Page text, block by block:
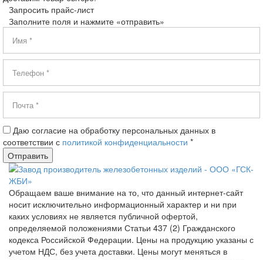
Запросить прайс-лист
Заполните поля и нажмите «отправить»
Даю согласие на обработку персональных данных в
соответствии с политикой конфиденциальности *
Обращаем ваше внимание на то, что данный интернет-сайт
носит исключительно информационный характер и ни при
каких условиях не является публичной офертой,
определяемой положениями Статьи 437 (2) Гражданского
кодекса Российской Федерации. Цены на продукцию указаны с
учетом НДС, без учета доставки. Цены могут меняться в